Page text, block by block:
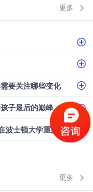
录取案例解析
：低均分逆袭QS百强金
更多
要关注哪些变化
子最后的巅峰
钟美美：那个13岁的模仿少年，决定在波士顿大学重新定义自己
更多